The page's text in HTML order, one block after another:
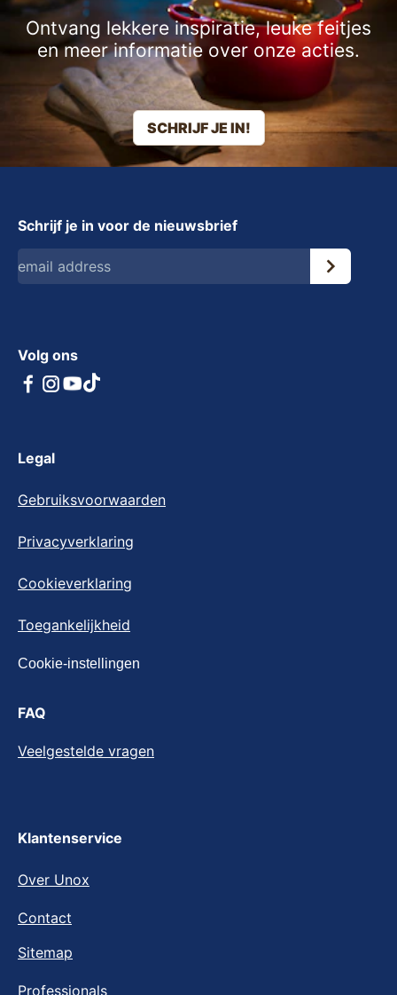
Ontvang lekkere inspiratie, leuke feitjes
en meer informatie over onze acties.
SCHRIJF JE IN!
Schrijf je in voor de nieuwsbrief
Volg ons
Legal
Gebruiksvoorwaarden
Privacyverklaring
Cookieverklaring
Cookie-instellingen
Toegankelijkheid
FAQ
Klantenservice
Over Unox
Contact
Sitemap